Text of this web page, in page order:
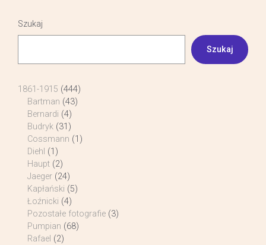
Szukaj
Szukaj
1861-1915 (444)
Bartman (43)
Bernardi (4)
Budryk (31)
Cossmann (1)
Diehl (1)
Haupt (2)
Jaeger (24)
Kapłański (5)
Łoźnicki (4)
Pozostałe fotografie (3)
Pumpian (68)
Rafael (2)